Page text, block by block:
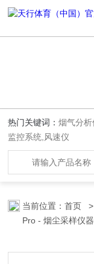
热门关键词：烟气分
监控系统,风速仪
当前位置：首页 >
Pro - 烟尘采样仪器